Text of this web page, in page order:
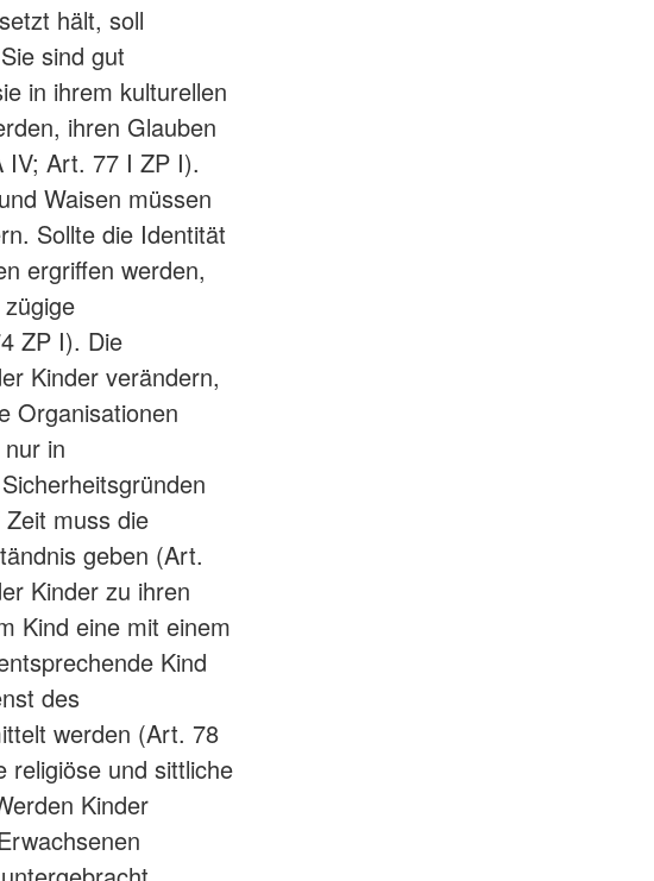
hält, soll
sind gut
in ihrem kulturellen
ihren Glauben
IV; Art. 77 I ZP I).
Waisen müssen
Sollte die Identität
ergriffen werden,
ZP I). Die
Kinder verändern,
Organisationen
in
muss die
geben (Art.
Kinder zu ihren
Kind eine mit einem
Kind
des
werden (Art. 78
und sittliche
Kinder